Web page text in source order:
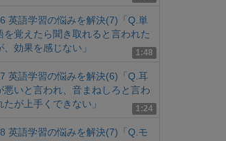
1:48
英語学習の悩みを解決(7)「Q.単
を覚えたら聞き取れると言われた
、効果を感じない」
1:24
英語学習の悩みを解決(6)「Q.耳
悪いと言われ、音まねしろと言わ
たが上手くできない」
英語学習の悩みを解決(7)「Q.モ